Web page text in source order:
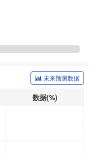
未来预测数据
数据(%)